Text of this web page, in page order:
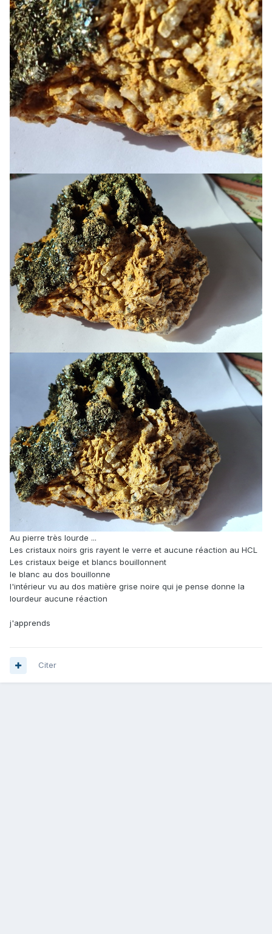
Au pierre très lourde ...
Les cristaux noirs gris rayent le verre et aucune réaction au HCL
Les cristaux beige et blancs bouillonnent
le blanc au dos bouillonne
l'intérieur vu au dos matière grise noire qui je pense donne la
lourdeur aucune réaction
j'apprends
Citer